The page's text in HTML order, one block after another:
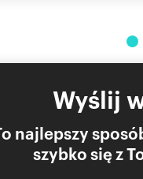
miejski, tramwaj
do parkowania
Wyślij
najlepszy
szybko się z